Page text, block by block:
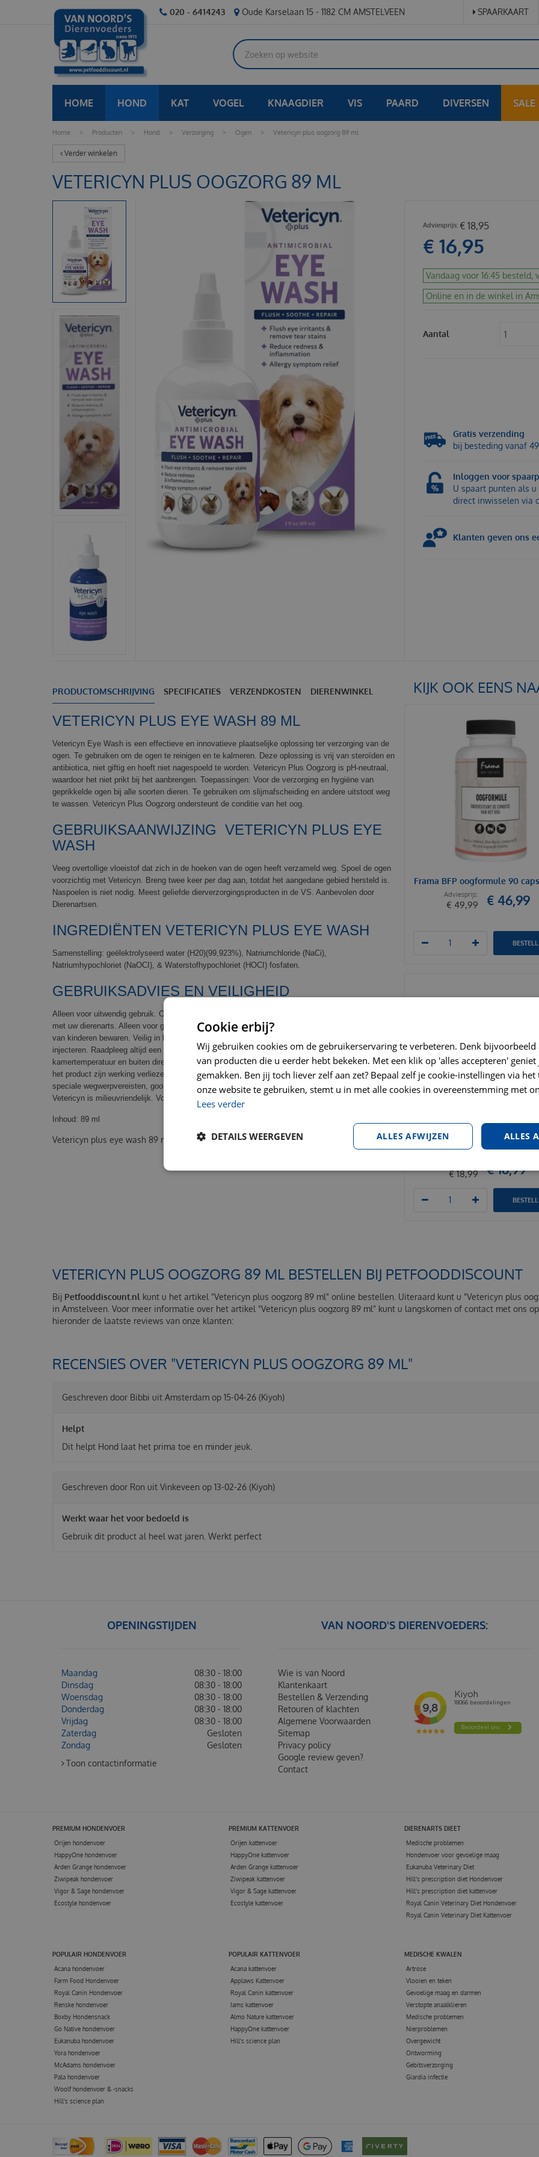
Home > Producten > Hond > Verzorging > Ogen > Vetericyn plus oogzorg 89 ml
020 - 6414243 Oude Karselaan 15 - 1182 CM AMSTELVEEN SPAARKAART
HOME HOND KAT VOGEL KNAAGDIER VIS PAARD DIVERSEN SALE
Verder winkelen
VETERICYN PLUS OOGZORG 89 ML
€ 18,95
€ 16,95
Vandaag voor 16:45 besteld,
Online en in de winkel in
Aantal
Gratis verzending
bij besteding vanaf
Inloggen voor
U spaart punten als
direct inwisselen via
Klanten geven ons
Van € 18, 95 Voor € 16,95
PRODUCTOMSCHRIJVING SPECIFICATIES VERZENDKOSTEN DIERENWINKEL
VETERICYN PLUS EYE WASH 89 ML
Vetericyn Eye Wash is een effectieve en innovatieve plaatselijke oplossing ter verzorging van de
ogen. Te gebruiken om de ogen te reinigen en te kalmeren. Deze oplossing is vrij van steroïden en
antibiotica, niet giftig en hoeft niet nagespoeld te worden. Vetericyn Plus Oogzorg is pH-neutraal,
waardoor het niet prikt bij het aanbrengen. Toepassingen: Voor de verzorging en hygiëne van
geprikkelde ogen bij alle soorten dieren. Te gebruiken om slijmafscheiding en andere uitstoot weg
te wassen. Vetericyn Plus Oogzorg ondersteunt de conditie van het oog.
GEBRUIKSAANWIJZING VETERICYN PLUS EYE
WASH
Veeg overtollige vloeistof dat zich in de hoeken van de ogen heeft verzameld weg. Spoel de ogen
voorzichtig met Vetericyn. Breng twee keer per dag aan, totdat het aangedane gebied hersteld is.
Naspoelen is niet nodig. Meest geliefde dierverzorgingsproducten in de VS. Aanbevolen door
Dierenartsen.
INGREDIËNTEN VETERICYN PLUS EYE WASH
Samenstelling: geëlektrolyseerd water (H20)(99,923%), Natriumchloride (NaCi),
Natriumhypochloriet (NaOCI), & Waterstofhypochloriet (HOCI) fosfaten.
GEBRUIKSADVIES EN VEILIGHEID
Alleen voor uitwendig gebruik. Onderbreek het gebruik als de kwaal verergert en neem contact op
met uw dierenarts. Alleen voor gebruik op dieren. Niet voor gebruik op mensen. Buiten het bereik
van kinderen bewaren. Veilig in het geval van oplikken door het dier. Niet geschikt om te
injecteren. Raadpleeg altijd een dierenarts in het geval van systemische ziektes. Bewaar op
kamertemperatuur en buiten direct zonlicht of warmte. NIET LATEN BEVRIEZEN, daardoor kan
het product zijn werking verliezen. Na gebruik de verpakking verzegelen of afsluiten. Geen
speciale wegwerpvereisten, gooi de lege verpakking weg op de manier die uw gemeente hanteert.
Vetericyn is milieuvriendelijk. Voor alle Dieren in alle leeftijden.
Inhoud: 89 ml
Vetericyn plus eye wash 89 ml
KIJK OOK EENS
Frama BFP oogformule 90
€ 49,99 € 46,99
Frama BFP oogdruppels 50 ml
€ 18,99 € 16,99
VETERICYN PLUS OOGZORG 89 ML BESTELLEN BIJ PETFOODDISCOUNT
Bij Petfooddiscount.nl kunt u het artikel "Vetericyn plus oogzorg 89 ml" online bestellen. Uiteraard kunt u "Vetericyn plus
in Amstelveen. Voor meer informatie over het artikel "Vetericyn plus oogzorg 89 ml" kunt u langskomen of contact met ons
hieronder de laatste reviews van onze klanten:
RECENSIES OVER "VETERICYN PLUS OOGZORG 89 ML"
Geschreven door Bibbi uit Amsterdam op 15-04-26 (Kiyoh)
Helpt
Dit helpt Hond laat het prima toe en minder jeuk.
Geschreven door Ron uit Vinkeveen op 13-02-26 (Kiyoh)
Werkt waar het voor bedoeld is
Gebruik dit product al heel wat jaren. Werkt perfect
OPENINGSTIJDEN
Maandag
08:30 - 18:00
Dinsdag
08:30 - 18:00
Woensdag
08:30 - 18:00
Donderdag
08:30 - 18:00
Vrijdag
08:30 - 18:00
Zaterdag
Gesloten
Zondag
Gesloten
Toon contactinformatie
VAN NOORD'S DIERENVOEDERS:
Wie is van Noord
Klantenkaart
Bestellen & Verzending
Retouren of klachten
Algemene Voorwaarden
Sitemap
Privacy policy
Google review geven?
Contact
PREMIUM HONDENVOER
Orijen hondenvoer
HappyOne hondenvoer
Arden Grange hondenvoer
Ziwipeak hondenvoer
Vigor & Sage hondenvoer
Ecostyle hondenvoer
PREMIUM KATTENVOER
Orijen kattenvoer
HappyOne kattenvoer
Arden Grange kattenvoer
Ziwipeak kattenvoer
Vigor & Sage kattenvoer
Ecostyle kattenvoer
DIERENARTS DIEET
Medische problemen
Hondenvoer voor gevoelige maag
Eukanuba Veterinary Diet
Hill's prescription diet Hondenvoer
Hill's prescription diet kattenvoer
Royal Canin Veterinary Diet Hondenvoer
Royal Canin Veterinary Diet Kattenvoer
POPULAIR HONDENVOER
Acana hondenvoer
Farm Food Hondenvoer
Royal Canin Hondenvoer
Renske hondenvoer
Boxby Hondensnack
Go Native hondenvoer
Eukanuba hondenvoer
Yora hondenvoer
McAdams hondenvoer
Pala hondenvoer
Woolf hondenvoer & -snacks
Hill's science plan
POPULAIR KATTENVOER
Acana kattenvoer
Applaws Kattenvoer
Royal Canin kattenvoer
Iams kattenvoer
Almo Nature kattenvoer
HappyOne kattenvoer
Hill's science plan
MEDISCHE KWALEN
Artrose
Vlooien en teken
Gevoelige maag en darmen
Verstopte anaalklieren
Medische problemen
Nierproblemen
Overgewicht
Ontworming
Gebitsverzorging
Giardia infectie
Cookie erbij?
Wij gebruiken cookies om de gebruikerservaring te verbeteren. Denk bijvoorbeeld
van producten die u eerder hebt bekeken. Met een klik op 'alles accepteren' geniet
gemakken. Ben jij toch liever zelf aan zet? Bepaal zelf je cookie-instellingen via
onze website te gebruiken, stemt u in met alle cookies in overeenstemming met
Lees verder
ALLES
ALLES AFWIJZEN
DETAILS WEERGEVEN